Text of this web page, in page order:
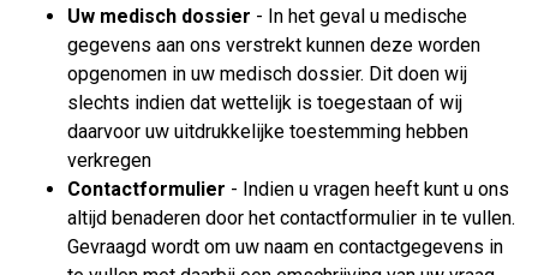
Uw medisch dossier - In het geval u medische
gegevens aan ons verstrekt kunnen deze worden
opgenomen in uw medisch dossier. Dit doen wij
slechts indien dat wettelijk is toegestaan of wij
daarvoor uw uitdrukkelijke toestemming hebben
verkregen
Contactformulier - Indien u vragen heeft kunt u ons
altijd benaderen door het contactformulier in te vullen.
Gevraagd wordt om uw naam en contactgegevens in